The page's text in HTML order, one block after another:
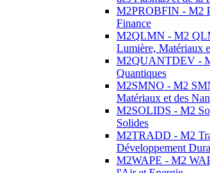
M2PROBFIN - M2
Finance
M2QLMN - M2
Lumière, Matériaux
M2QUANTDEV -
Quantiques
M2SMNO - M2
Matériaux et des
M2SOLIDS - M2
Solides
M2TRADD - M2
Développement
M2WAPE - M2